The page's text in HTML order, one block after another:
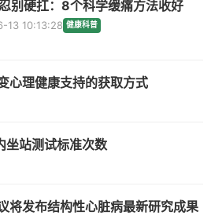
别硬扛：8个科学缓痛方法收好
13 10:13:28 健康科普
心理健康支持的获取方式
站测试标准次数
将发布结构性心脏病最新研究成果